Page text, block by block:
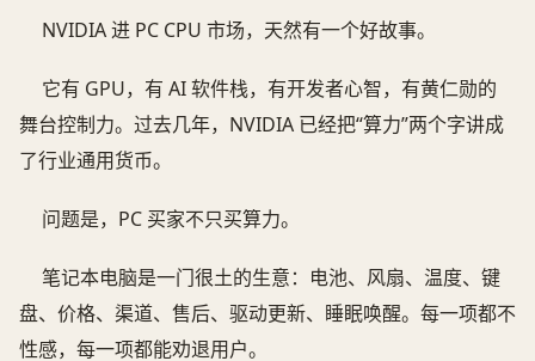
NVIDIA 进 PC CPU 市场，天然有一个好故事。
它有 GPU，有 AI 软件栈，有开发者心智，有黄仁勋的
舞台控制力。过去几年，NVIDIA 已经把“算力”两个字讲成
了行业通用货币。
问题是，PC 买家不只买算力。
笔记本电脑是一门很土的生意：电池、风扇、温度、键
盘、价格、渠道、售后、驱动更新、睡眠唤醒。每一项都不
性感，每一项都能劝退用户。